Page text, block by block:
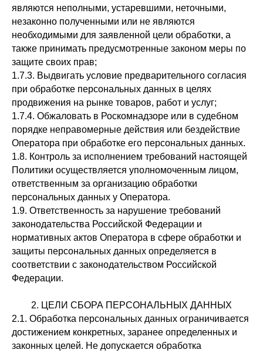
являются неполными, устаревшими, неточными,
незаконно полученными или не являются
необходимыми для заявленной цели обработки, а
также принимать предусмотренные законом меры по
защите своих прав;
1.7.3. Выдвигать условие предварительного согласия
при обработке персональных данных в целях
продвижения на рынке товаров, работ и услуг;
1.7.4. Обжаловать в Роскомнадзоре или в судебном
порядке неправомерные действия или бездействие
Оператора при обработке его персональных данных.
1.8. Контроль за исполнением требований настоящей
Политики осуществляется уполномоченным лицом,
ответственным за организацию обработки
персональных данных у Оператора.
1.9. Ответственность за нарушение требований
законодательства Российской Федерации и
нормативных актов Оператора в сфере обработки и
защиты персональных данных определяется в
соответствии с законодательством Российской
Федерации.
2. ЦЕЛИ СБОРА ПЕРСОНАЛЬНЫХ ДАННЫХ
2.1. Обработка персональных данных ограничивается
достижением конкретных, заранее определенных и
законных целей. Не допускается обработка